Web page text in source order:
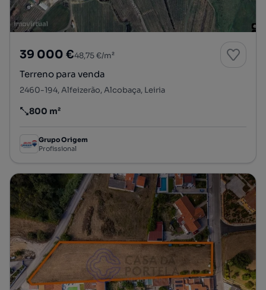
39 000 €48,75 €/m²
Terreno para venda
2460-194, Alfeizerão, Alcobaça, Leiria
Preço por metro quadrado
800 m²
Grupo Origem
Profissional